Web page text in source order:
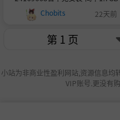
Chobits
22天前
小站为非商业性盈利网站,资源信息均
VIP账号.更没有